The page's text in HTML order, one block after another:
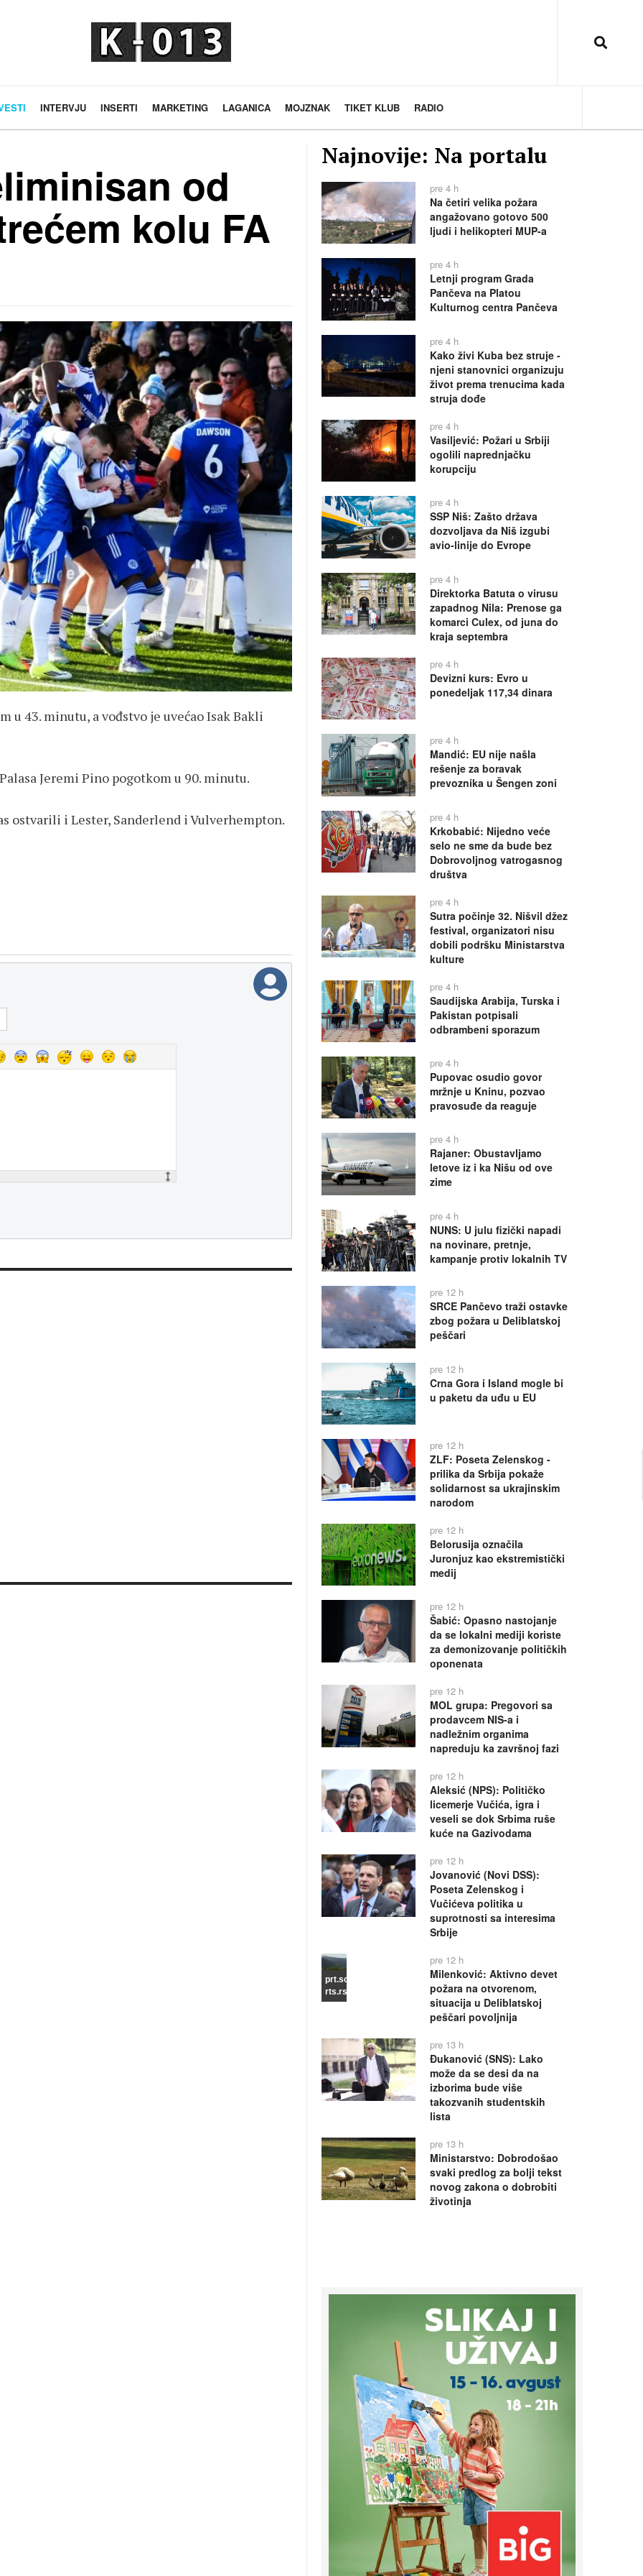
INTERVJU INSERTI MARKETING LAGANICA MOJZNAK TIKET KLUB RADIO
od
kolu FA
u 43. minutu, a vođstvo je uvećao Isak Bakli
Jeremi Pino pogotkom u 90. minutu.
ostvarili i Lester, Sanderlend i Vulverhempton.
Najnovije: Na portalu
pre 4 h
Na četiri velika požara
angažovano gotovo 500
ljudi i helikopteri MUP-a
pre 4 h
Letnji program Grada
Pančeva na Platou
Kulturnog centra Pančeva
pre 4 h
Kako živi Kuba bez struje -
njeni stanovnici organizuju
život prema trenucima kada
struja dođe
pre 4 h
Vasiljević: Požari u Srbiji
ogolili naprednjačku
korupciju
pre 4 h
SSP Niš: Zašto država
dozvoljava da Niš izgubi
avio-linije do Evrope
pre 4 h
Direktorka Batuta o virusu
zapadnog Nila: Prenose ga
komarci Culex, od juna do
kraja septembra
pre 4 h
Devizni kurs: Evro u
ponedeljak 117,34 dinara
pre 4 h
Mandić: EU nije našla
rešenje za boravak
prevoznika u Šengen zoni
pre 4 h
Krkobabić: Nijedno veće
selo ne sme da bude bez
Dobrovoljnog vatrogasnog
društva
pre 4 h
Sutra počinje 32. Nišvil džez
festival, organizatori nisu
dobili podršku Ministarstva
kulture
pre 4 h
Saudijska Arabija, Turska i
Pakistan potpisali
odbrambeni sporazum
pre 4 h
Pupovac osudio govor
mržnje u Kninu, pozvao
pravosuđe da reaguje
pre 4 h
Rajaner: Obustavljamo
letove iz i ka Nišu od ove
zime
pre 4 h
NUNS: U julu fizički napadi
na novinare, pretnje,
kampanje protiv lokalnih TV
pre 12 h
SRCE Pančevo traži ostavke
zbog požara u Deliblatskoj
peščari
pre 12 h
Crna Gora i Island mogle bi
u paketu da uđu u EU
pre 12 h
ZLF: Poseta Zelenskog -
prilika da Srbija pokaže
solidarnost sa ukrajinskim
narodom
pre 12 h
Belorusija označila
Juronjuz kao ekstremistički
medij
pre 12 h
Šabić: Opasno nastojanje
da se lokalni mediji koriste
za demonizovanje političkih
oponenata
pre 12 h
MOL grupa: Pregovori sa
prodavcem NIS-a i
nadležnim organima
napreduju ka završnoj fazi
pre 12 h
Aleksić (NPS): Političko
licemerje Vučića, igra i
veseli se dok Srbima ruše
kuće na Gazivodama
pre 12 h
Jovanović (Novi DSS):
Poseta Zelenskog i
Vučićeva politika u
suprotnosti sa interesima
Srbije
prt.scr
rts.rs
pre 12 h
Milenković: Aktivno devet
požara na otvorenom,
situacija u Deliblatskoj
peščari povoljnija
pre 13 h
Đukanović (SNS): Lako
može da se desi da na
izborima bude više
takozvanih studentskih
lista
pre 13 h
Ministarstvo: Dobrodošao
svaki predlog za bolji tekst
novog zakona o dobrobiti
životinja